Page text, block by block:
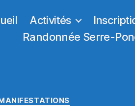
Activités
Randonnée Serre-
Catégories